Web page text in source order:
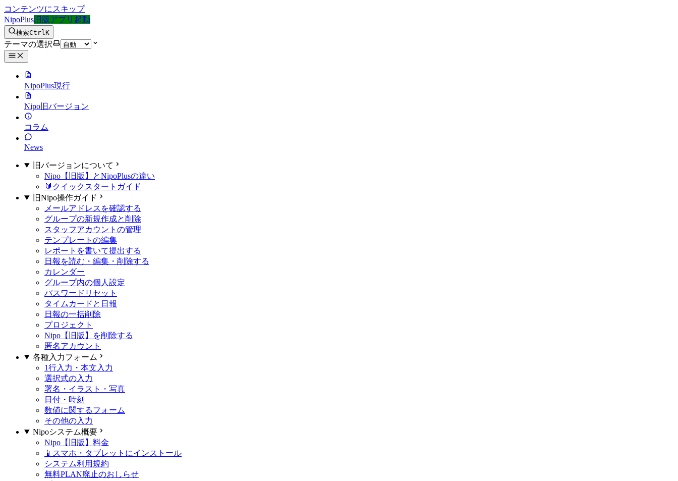
コンテンツにスキップ
NipoPlus 旧版アプリ起動
検索CtrlK
テーマの選択
NipoPlus現行
Nipo 旧バージョン
コラム
News
旧バージョンについて
Nipo【旧版】とNipoPlusの違い
🔰クイックスタートガイド
旧Nipo操作ガイド
メールアドレスを確認する
グループの新規作成と削除
スタッフアカウントの管理
テンプレートの編集
レポートを書いて提出する
日報を読む・編集・削除する
カレンダー
グループ内の個人設定
パスワードリセット
タイムカードと日報
日報の一括削除
プロジェクト
Nipo【旧版】を削除する
匿名アカウント
各種入力フォーム
1行入力・本文入力
選択式の入力
署名・イラスト・写真
日付・時刻
数値に関するフォーム
その他の入力
Nipoシステム概要
Nipo【旧版】料金
📱スマホ・タブレットにインストール
システム利用規約
無料PLAN廃止のおしらせ